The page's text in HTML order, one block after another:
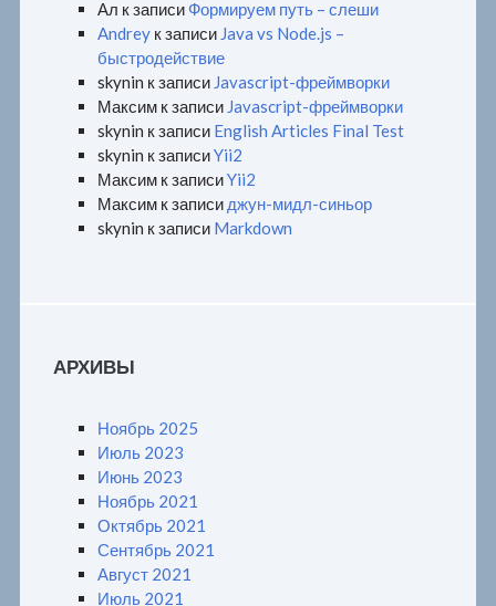
Ал к записи Формируем путь – слеши
Andrey к записи Java vs Node.js –
быстродействие
skynin к записи Javascript-фреймворки
Максим к записи Javascript-фреймворки
skynin к записи English Articles Final Test
skynin к записиYii2
Максим к записиYii2
Максим к записи джун-мидл-синьор
skynin к записи Markdown
АРХИВЫ
Ноябрь 2025
Июль 2023
Июнь 2023
Ноябрь 2021
Октябрь 2021
Сентябрь 2021
Август 2021
Июль 2021